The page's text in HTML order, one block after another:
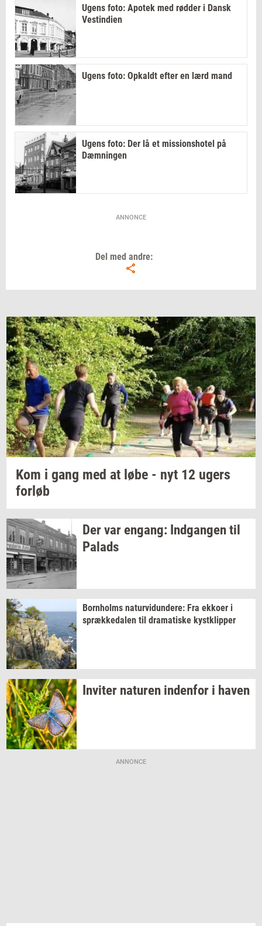
Ugens foto: Apotek med rødder i Dansk
Vestindien
Ugens foto: Opkaldt efter en lærd mand
Ugens foto: Der lå et missionshotel på
Dæmningen
ANNONCE
Del med andre:
Kom i gang med at løbe - nyt 12 ugers
for­løb
Der var en­gang: Ind­gan­gentil
Pa­lads
Born­holms na­tur­vi­dun­de­re: Fra ek­ko­er i
spræk­ke­da­len til dra­ma­ti­ske kyst­klip­per
In­vi­ter na­tu­ren in­den­for i haven
ANNONCE